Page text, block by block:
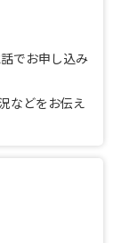
でお申し込み
などをお伝え